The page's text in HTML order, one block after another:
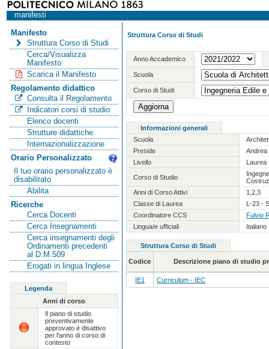
manifesti
Manifesto
Struttura Corso di Studi
Cerca/Visualizza
Manifesto
Scarica il Manifesto
Regolamento didattico
Consulta il Regolamento
Indicatori corsi di studio
Elenco docenti
Strutture didattiche
Internazionalizzazione
Orario Personalizzato
Il tuo orario personalizzato è
disabilitato
Abilita
Ricerche
Cerca Docenti
Cerca Insegnamenti
Cerca insegnamenti degli
Ordinamenti precedenti
al D.M.509
Erogati in lingua Inglese
Legenda
Anni di corso
Il piano di studio
preventivamente
approvato è disattivo
per l'anno di corso di
contesto
Struttura Corso di Studi
Anno Accademico
Scuola
Corso di Studi
Informazioni generali
Scuola
Preside
Andrea
Livello
Laurea
Corso di Studio
Anni di Corso Attivi
1,2,3
Classe di Laurea
L-23 -
Coordinatore CCS
Fulvio
Lingua/e ufficiali
Italiano
Struttura Corso di Studi
Codice Descrizione piano di studio
IE1 Curriculum - IEC